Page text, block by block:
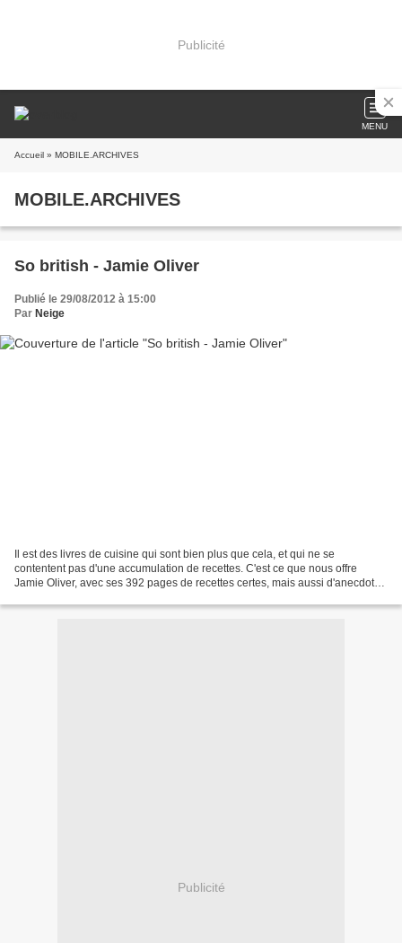
Publicité
MENU
Accueil » MOBILE.ARCHIVES
MOBILE.ARCHIVES
So british - Jamie Oliver
Publié le 29/08/2012 à 15:00
Par Neige
Il est des livres de cuisine qui sont bien plus que cela, et qui ne se
contentent pas d'une accumulation de recettes. C'est ce que nous offre
Jamie Oliver, avec ses 392 pages de recettes certes, mais aussi d'anecdotes
Publicité